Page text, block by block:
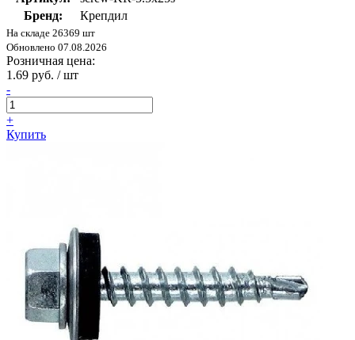
Бренд:
Крепдил
На складе 26369 шт
Обновлено 07.08.2026
Розничная цена:
1.69 руб. / шт
-
+
Купить